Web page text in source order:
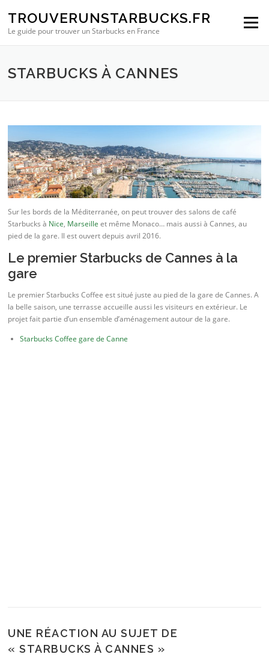
TROUVERUNSTARBUCKS.FR
Le guide pour trouver un Starbucks en France
Menu
STARBUCKS À CANNES
Sur les bords de la Méditerranée, on peut trouver des salons de café
Starbucks à Nice, Marseille et même Monaco… mais aussi à Cannes, au
pied de la gare. Il est ouvert depuis avril 2016.
Le premier Starbucks de Cannes à la
gare
Le premier Starbucks Coffee est situé juste au pied de la gare de Cannes. A
la belle saison, une terrasse accueille aussi les visiteurs en extérieur. Le
projet fait partie d’un ensemble d’aménagement autour de la gare.
Starbucks Coffee gare de Canne
UNE RÉACTION AU SUJET DE
«STARBUCKS À CANNES »